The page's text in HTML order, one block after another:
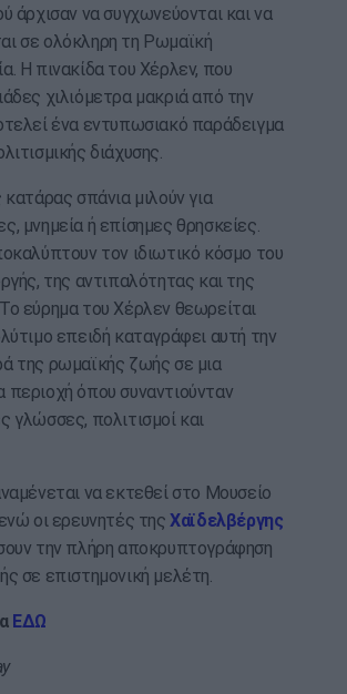
άρχισαν να συγχωνεύονται και να
σε ολόκληρη τη Ρωμαϊκή
Η πινακίδα του Χέρλεν, που
χιλιόμετρα μακριά από την
ένα εντυπωσιακό παράδειγμα
διάχυσης.
κατάρας σπάνια μιλούν για
μνημεία ή επίσημες θρησκείες.
τον ιδιωτικό κόσμο του
της αντιπαλότητας και της
εύρημα του Χέρλεν θεωρείται
επειδή καταγράφει αυτή την
της ρωμαϊκής ζωής σε μια
περιοχή όπου συναντιούνταν
γλώσσες, πολιτισμοί και
να εκτεθεί στο Μουσείο
οι ερευνητές τηςΧαϊδελβέργης
την πλήρη αποκρυπτογράφηση
σε επιστημονική μελέτη.
ΕΔΩ